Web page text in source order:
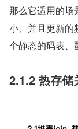
那么它适用的场
小、并且更新的
个静态的码表、
2.1.2 热存储